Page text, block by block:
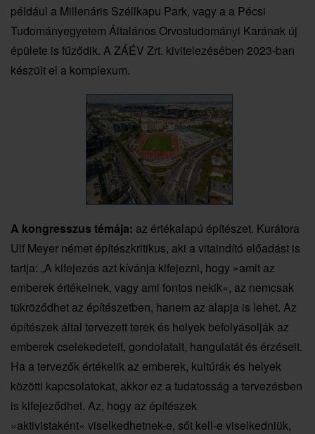
például a Millenáris Széllkapu Park, vagy a a Pécsi
Tudományegyetem Általános Orvostudományi Karának új
épülete is fűződik. A ZÁÉV Zrt. kivitelezésében 2023-ban
készült el a komplexum.
A kongresszus témája: az értékalapú építészet. Kurátora
Ulf Meyer német építészkritikus, aki a vitaindító előadást is
tartja: „A kifejezés azt kívánja kifejezni, hogy »amit az
emberek értékelnek, vagy ami fontos nekik«, az nemcsak
tükröződhet az építészetben, hanem az alapja is lehet. Az
építészek által tervezett terek és helyek befolyásolják az
emberek cselekedeteit, gondolatait, hangulatát és érzéseit.
Ha a tervezők értékelik az emberek, kultúrák és helyek
közötti kapcsolatokat, akkor ez a tudatosság a tervezésben
is kifejeződhet. Az, hogy az építészek
»aktivistaként« viselkedhetnek-e, sőt kell-e viselkedniük,